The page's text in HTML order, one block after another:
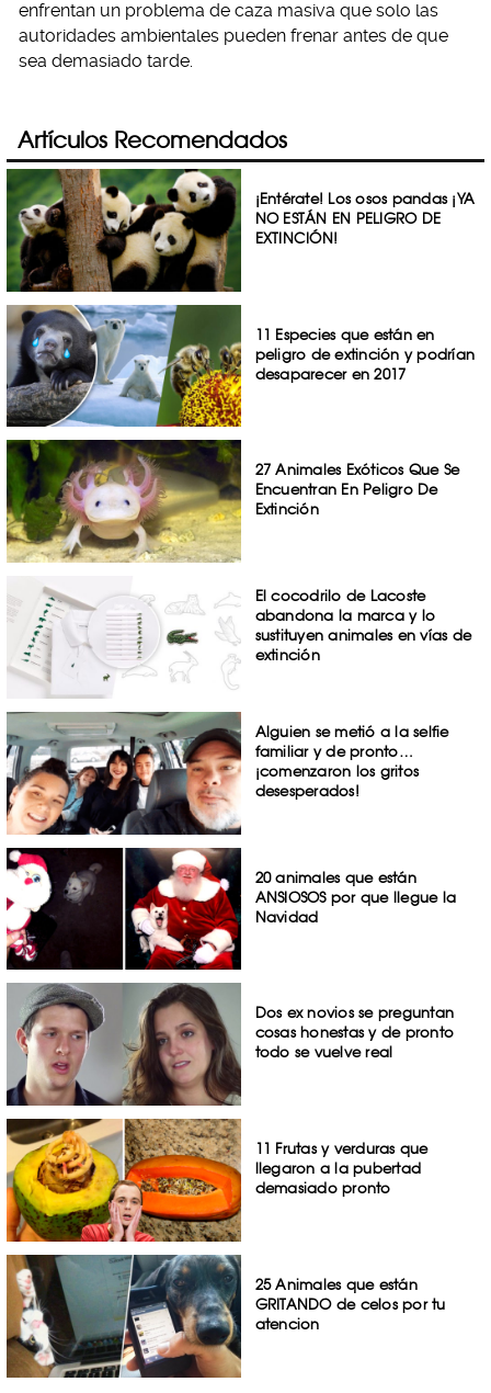
enfrentan un problema de caza masiva que solo las
autoridades ambientales pueden frenar antes de que
sea demasiado tarde.
Artículos Recomendados
¡Entérate! Los osos pandas ¡YA
NO ESTÁN EN PELIGRO DE
EXTINCIÓN!
11 Especies que están en
peligro de extinción y podrían
desaparecer en 2017
27 Animales Exóticos Que Se
Encuentran En Peligro De
Extinción
El cocodrilo de Lacoste
abandona la marca y lo
sustituyen animales en vías de
extinción
Alguien se metió a la selfie
familiar y de pronto…
¡comenzaron los gritos
desesperados!
20 animales que están
ANSIOSOS por que llegue la
Navidad
Dos ex novios se preguntan
cosas honestas y de pronto
todo se vuelve real
11 Frutas y verduras que
llegaron a la pubertad
demasiado pronto
25 Animales que están
GRITANDO de celos por tu
atencion